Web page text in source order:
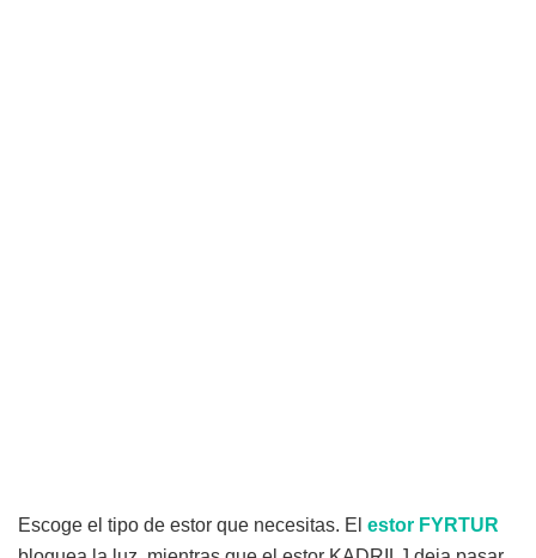
Escoge el tipo de estor que necesitas. El estor FYRTUR